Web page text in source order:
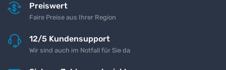
Preiswert
Faire Preise aus Ihrer Region
12/5 Kundensupport
Wir sind auch im Notfall für Sie da